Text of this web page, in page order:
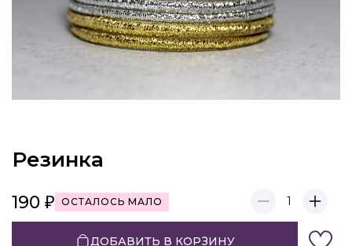
Резинка
190 ОСТАЛОСЬ МАЛО 1
ДОБАВИТЬ В КОРЗИНУ